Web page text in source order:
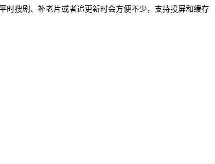
时搜剧、补老片或者追更新时会方便不少，支持投屏和缓存